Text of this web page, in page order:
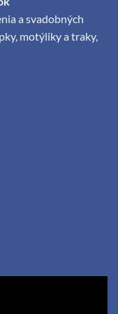
a svadobných
motýliky a traky,